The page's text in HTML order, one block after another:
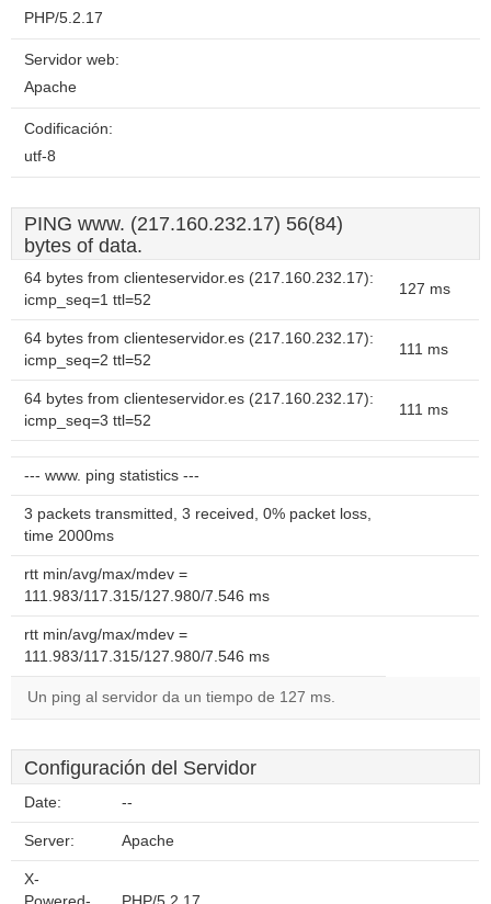
PHP/5.2.17
Servidor web:
Apache
Codificación:
utf-8
PING www. (217.160.232.17) 56(84)
bytes of data.
64 bytes from clienteservidor.es (217.160.232.17):
icmp_seq=1 ttl=52
127 ms
64 bytes from clienteservidor.es (217.160.232.17):
icmp_seq=2 ttl=52
111 ms
64 bytes from clienteservidor.es (217.160.232.17):
icmp_seq=3 ttl=52
111 ms
--- www. ping statistics ---
3 packets transmitted, 3 received, 0% packet loss,
time 2000ms
rtt min/avg/max/mdev =
111.983/117.315/127.980/7.546 ms
rtt min/avg/max/mdev =
111.983/117.315/127.980/7.546 ms
Un ping al servidor da un tiempo de 127 ms.
Configuración del Servidor
Date: --
Server: Apache
X-